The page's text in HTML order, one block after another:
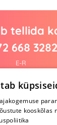
tellida
668 3282
E-R
veel pole
Ole esimene!
kooskõlas